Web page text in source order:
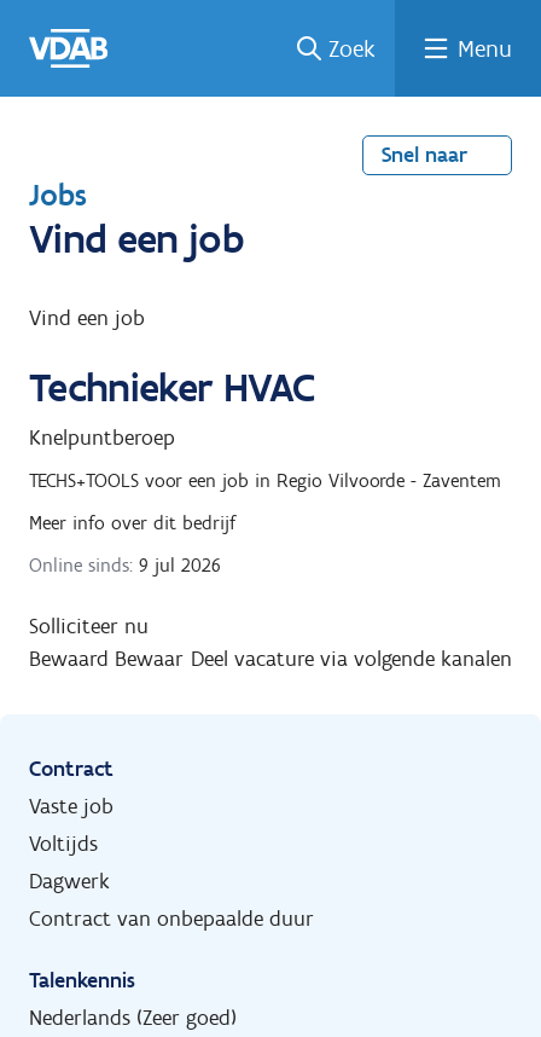
naar
een
een
job
naar
Zoek Menu
Snel naar
T
e
u
n
a
a
Jobs
Vind een job
Vind een job
Technieker HVAC
Knelpuntberoep
TECHS+TOOLS voor een job in Regio Vilvoorde - Zaventem
Meer info over dit bedrijf
Online sinds: 9 jul 2026
Solliciteer nu
Bewaard Bewaar Deel vacature via volgende kanalen
Contract
Vaste job
Voltijds
Dagwerk
Contract van onbepaalde duur
Talenkennis
Nederlands (Zeer goed)